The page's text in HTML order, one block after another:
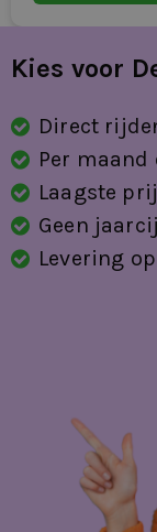
Kies voor
Direct
Per maand
Laagste
Geen
Levering